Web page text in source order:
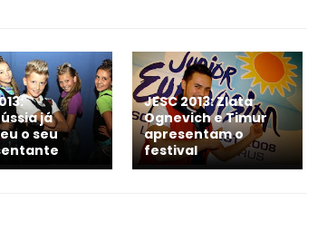
já
o seu
JESC 2013: Zlata
Ognevich e Timur
apresentam o
festival